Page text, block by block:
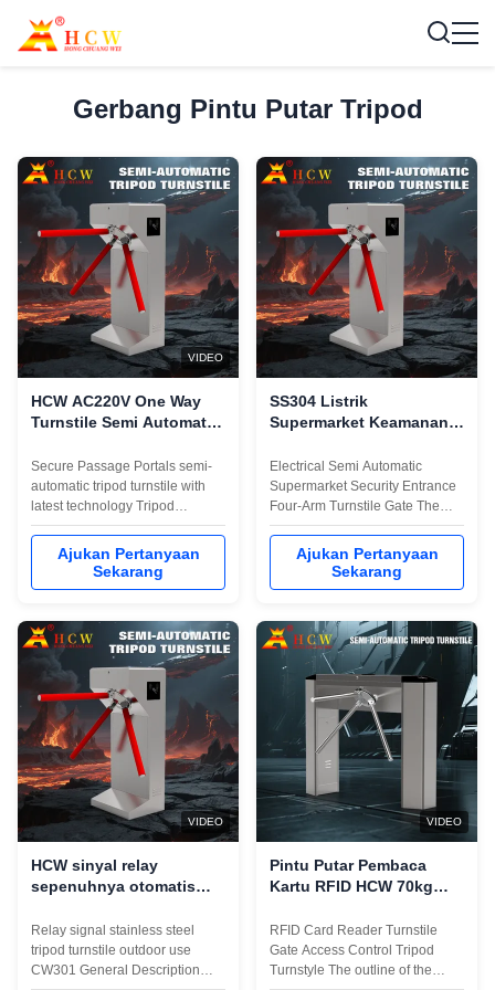
Gerbang Pintu Putar Tripod
VIDEO
HCW AC220V One Way
Turnstile Semi Automatic
35 Orang / Min
Secure Passage Portals semi-
automatic tripod turnstile with
latest technology Tripod
Turnstiles offer a reliable and
efficient method to ensure only
authorized users are allowed
access to each area of a
turnstile is an attractive tripod
turnstile that is easily capable ...
Ajukan Pertanyaan
Sekarang
SS304 Listrik
Supermarket Keamanan
Three Roller Arm
Electrical Semi Automatic
Supermarket Security Entrance
Four-Arm Turnstile Gate The
outline of the product is formed
after pressing the stainless steel
plate. The shape is featured as
pleasing appearance, good
The system is provided with a
standard electric interface ...
Ajukan Pertanyaan
Sekarang
VIDEO
HCW sinyal relay
sepenuhnya otomatis
220V Manajemen cerdas
Relay signal stainless steel
tripod turnstile outdoor use
CW301 General Description
VIDEO
Pintu Putar Pembaca
Kartu RFID HCW 70kg
Tripod
RFID Card Reader Turnstile
Gate Access Control Tripod
Turnstyle The outline of the